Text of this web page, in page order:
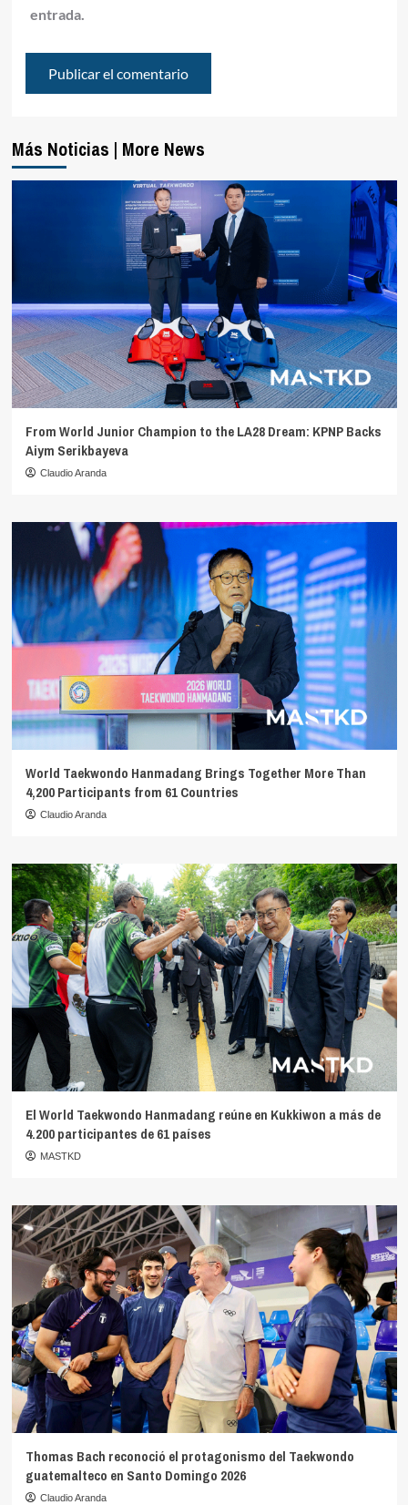
entrada.
Más Noticias | More News
From World Junior Champion to the LA28 Dream: KPNP Backs
Aiym Serikbayeva
Claudio Aranda
World Taekwondo Hanmadang Brings Together More Than
4,200 Participants from 61 Countries
Claudio Aranda
El World Taekwondo Hanmadang reúne en Kukkiwon a más de
4.200 participantes de 61 países
MASTKD
Thomas Bach reconoció el protagonismo del Taekwondo
guatemalteco en Santo Domingo 2026
Claudio Aranda